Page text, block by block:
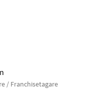
/ Franchisetagare